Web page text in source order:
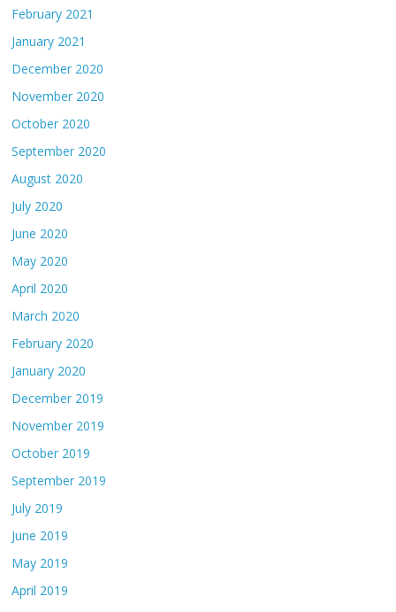
February 2021
January 2021
December 2020
November 2020
October 2020
September 2020
August 2020
July 2020
June 2020
May 2020
April 2020
March 2020
February 2020
January 2020
December 2019
November 2019
October 2019
September 2019
July 2019
June 2019
May 2019
April 2019